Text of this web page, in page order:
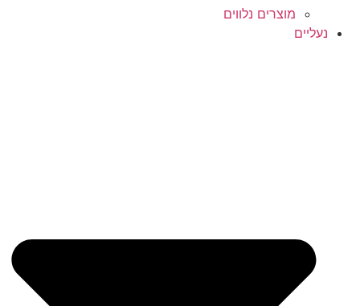
מוצרים נלווים